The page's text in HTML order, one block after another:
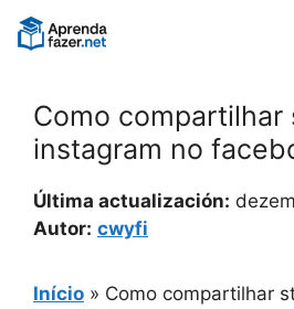
Pular
para
Como compartilhar
instagram no
Última actualización:
Autor: cwyfi
Início » Como compartilhar